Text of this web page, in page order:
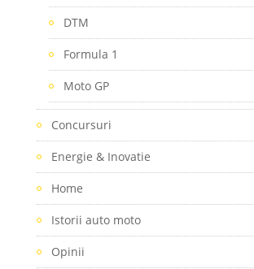
DTM
Formula 1
Moto GP
Concursuri
Energie & Inovatie
Home
Istorii auto moto
Opinii